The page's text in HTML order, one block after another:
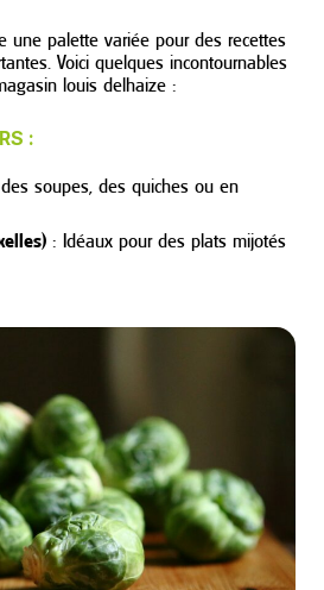
une palette variée pour des recettes
Voici quelques incontournables
louis delhaize :
:
soupes, des quiches ou en
: Idéaux pour des plats mijotés